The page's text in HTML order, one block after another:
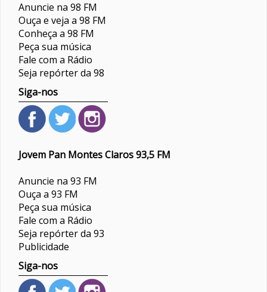
Anuncie na 98 FM
Ouça e veja a 98 FM
Conheça a 98 FM
Peça sua música
Fale com a Rádio
Seja repórter da 98
Siga-nos
Jovem Pan Montes Claros 93,5 FM
Anuncie na 93 FM
Ouça a 93 FM
Peça sua música
Fale com a Rádio
Seja repórter da 93
Publicidade
Siga-nos